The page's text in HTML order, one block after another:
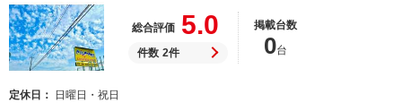
総合評価 5.0
件数 2件
掲載台数
0台
定休日
日曜日・祝日